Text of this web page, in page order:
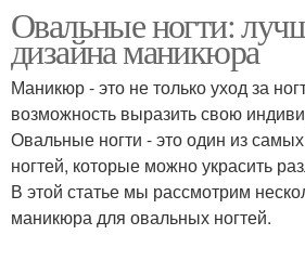
Овальные ногти:
дизайна маникюра
Маникюр - это не только уход за
возможность выразить свою
Овальные ногти - это один из
ногтей, которые можно украсить
В этой статье мы рассмотрим
маникюра для овальных ногтей.